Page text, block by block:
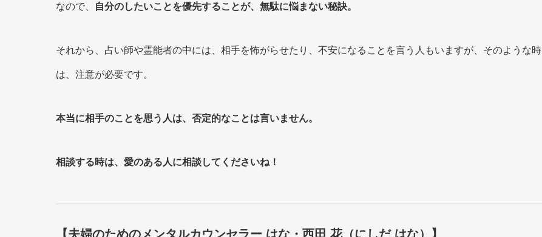
なので、 自分のしたいことを優先することが、無駄に悩まない秘訣。
それから、占い師や霊能者の中には、相手を怖がらせたり、不安になることを言う人もいますが、そのような時
は、注意が必要です。
本当に相手のことを思う人は、否定的なことは言いません。
相談する時は、愛のある人に相談してくださいね！
【夫婦のためのメンタルカウンセラー はな・西田 花（にしだ はな）】